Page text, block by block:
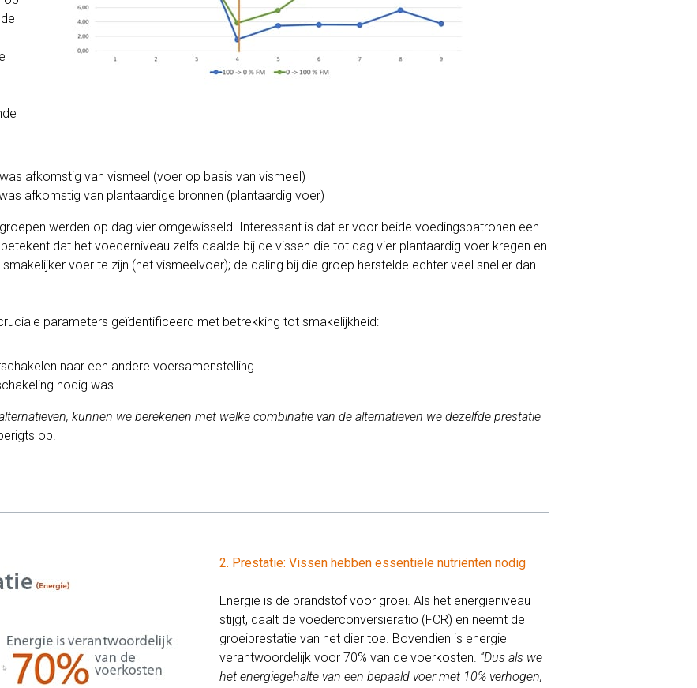
afkomstig van vismeel (voer op basis van vismeel)
afkomstig van plantaardige bronnen (plantaardig voer)
werden op dag vier omgewisseld. Interessant is dat er voor beide voedingspatronen een
dat het voederniveau zelfs daalde bij de vissen die tot dag vier plantaardig voer kregen en
voer te zijn (het vismeelvoer); de daling bij die groep herstelde echter veel sneller dan
parameters geïdentificeerd met betrekking tot smakelijkheid:
naar een andere voersamenstelling
nodig was
kunnen we berekenen met welke combinatie van de alternatieven we dezelfde prestatie
op.
2. Prestatie: Vissen hebben essentiële nutriënten nodig
Energie is de brandstof voor groei. Als het energieniveau
stijgt, daalt de voederconversieratio (FCR) en neemt de
groeiprestatie van het dier toe. Bovendien is energie
verantwoordelijk voor 70% van de voerkosten. “Dus als we
het energiegehalte van een bepaald voer met 10% verhogen,